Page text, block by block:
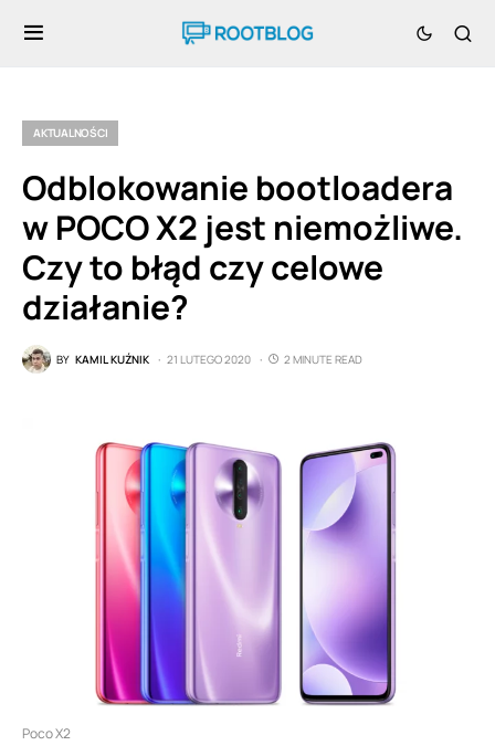
AKTUALNOŚCI
Odblokowanie bootloadera
w POCO X2 jest niemożliwe.
Czy to błąd czy celowe
działanie?
BY KAMIL KUŹNIK 21 LUTEGO 2020 2 MINUTE READ
Poco X2